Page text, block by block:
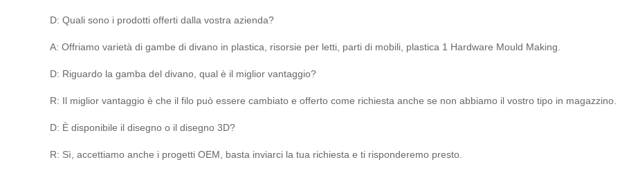
D: Quali sono i prodotti offerti dalla vostra azienda?
A: Offriamo varietà di gambe di divano in plastica, risorsie per letti, parti di mobili, plastica 1 Hardware Mould Making.
D: Riguardo la gamba del divano, qual è il miglior vantaggio?
R: Il miglior vantaggio è che il filo può essere cambiato e offerto come richiesta anche se non abbiamo il vostro tipo in magazzino.
D: È disponibile il disegno o il disegno 3D?
R: Sì, accettiamo anche i progetti OEM, basta inviarci la tua richiesta e ti risponderemo presto.